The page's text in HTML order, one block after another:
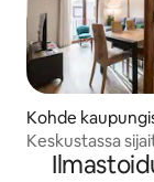
Kohde
Keskustassa
Alcázariin